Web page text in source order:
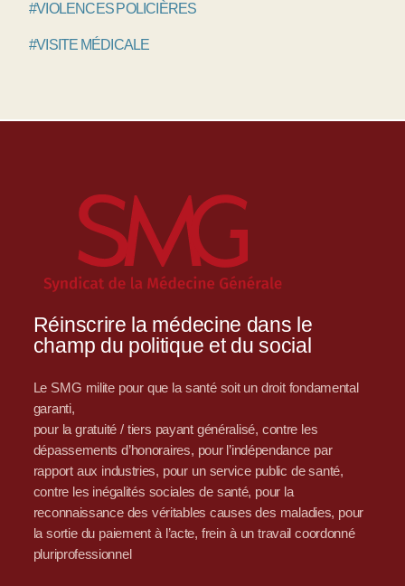
#VIOLENCES POLICIÈRES
#VISITE MÉDICALE
Réinscrire la médecine dans le
champ du politique et du social
Le SMG milite pour que la santé soit un droit fondamental
garanti,
pour la gratuité / tiers payant généralisé, contre les
dépassements d’honoraires, pour l’indépendance par
rapport aux industries, pour un service public de santé,
contre les inégalités sociales de santé, pour la
reconnaissance des véritables causes des maladies, pour
la sortie du paiement à l’acte, frein à un travail coordonné
pluriprofessionnel